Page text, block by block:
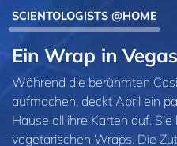
SCIENTOLOGISTS @HOME
Ein Wrap in
Während die berühmten
aufmachen, deckt April ein
Hause all ihre Karten auf.
vegetarischen Wraps. Die